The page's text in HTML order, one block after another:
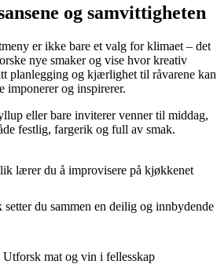
og samvittigheten
er ikke bare et valg for klimaet – det
nye smaker og vise hvor kreativ
planlegging og kjærlighet til råvarene kan
imponerer og inspirerer.
eller bare inviterer venner til middag,
festlig, fargerik og full av smak.
lærer du å improvisere på kjøkkenet
setter du sammen en deilig og innbydende
mat og vin i fellesskap